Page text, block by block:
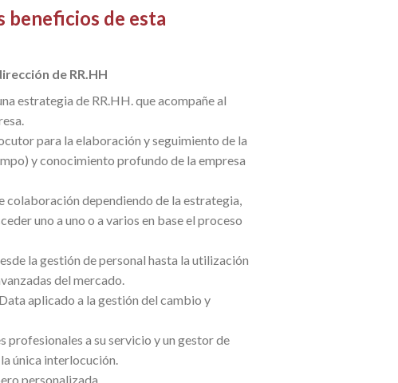
beneficios de esta
de RR.HH
estrategia de RR.HH. que acompañe al
para la elaboración y seguimiento de la
y conocimiento profundo de la empresa
dependiendo de la estrategia,
uno a uno o a varios en base el proceso
la gestión de personal hasta la utilización
del mercado.
aplicado a la gestión del cambio y
profesionales a su servicio y un gestor de
única interlocución.
personalizada.